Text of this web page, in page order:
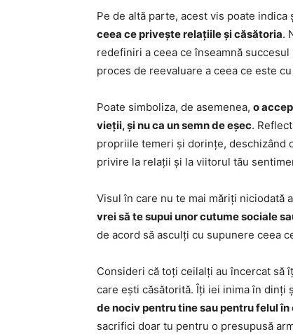
Pe de altă parte, acest vis poate indica
ceea ce privește relațiile și căsătoria.
redefiniri a ceea ce înseamnă
proces de reevaluare a ceea ce este
Poate simboliza, de asemenea, o
vieții, și nu ca un semn de eșec.
propriile temeri și dorințe, deschizând
privire la relații și la viitorul tău
Visul în care nu te mai măriți niciodată
vrei să te supui unor cutume sociale
de acord să asculți cu supunere ceea
Consideri că toți ceilalți au încercat să
care ești căsătorită. Îți iei inima în
de nociv pentru tine sau pentru felul
sacrifici doar tu pentru o presupusă